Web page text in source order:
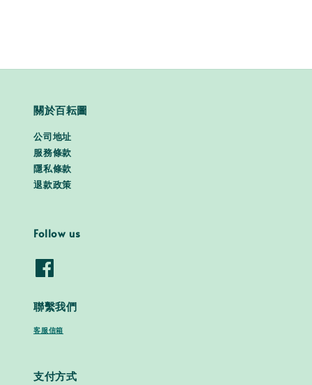
關於百耘圖
公司地址
服務條款
隱私條款
退款政策
Follow us
聯繫我們
客服信箱
支付方式